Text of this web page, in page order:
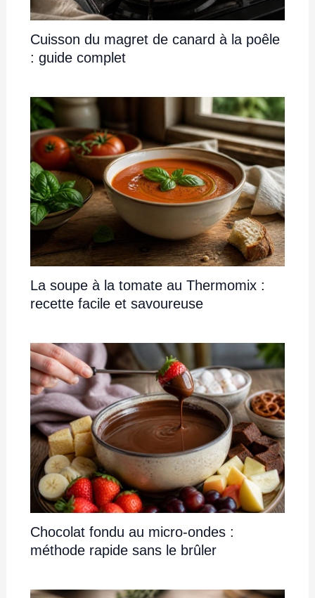
Cuisson du magret de canard à la poêle
: guide complet
La soupe à la tomate au Thermomix :
recette facile et savoureuse
Chocolat fondu au micro-ondes :
méthode rapide sans le brûler